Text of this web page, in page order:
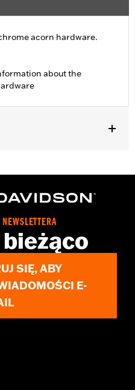
acorn hardware.
about the
– Go towww.h-
SIĘ, ABY
E-